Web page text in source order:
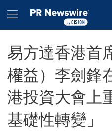
Hamburger menu
易方達香港首
權益）李劍鋒
港投資大會上
基礎性轉變」